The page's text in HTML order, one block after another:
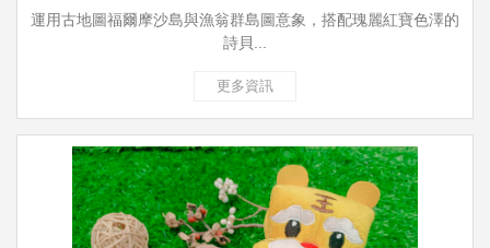
運用古地圖福爾摩沙島與漁翁群島圖意象，搭配瑰麗紅寶色澤的
詩貝...
更多資訊